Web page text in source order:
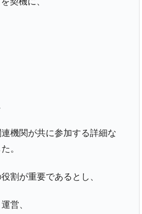
機関が共に参加する詳細な
。
割が重要であるとし、
営、